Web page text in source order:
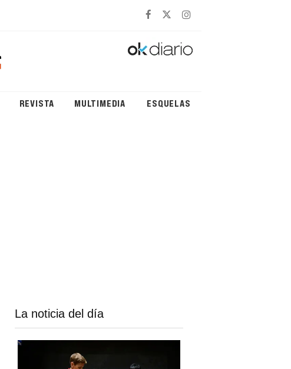
REVISTA MULTIMEDIA ESQUELAS
La noticia del día